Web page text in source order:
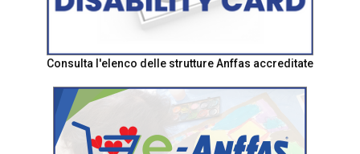
Consulta l'elenco delle strutture Anffas accreditate